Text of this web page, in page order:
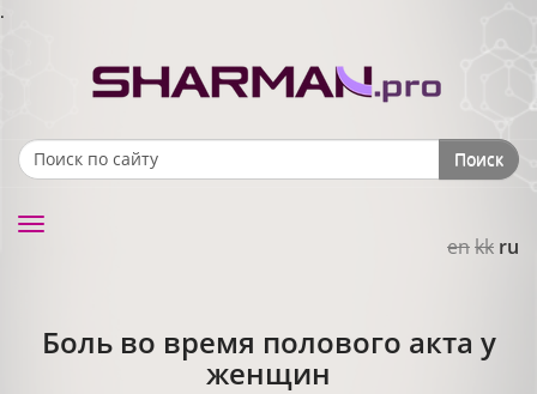
.
Search form Поиск
enkk ru
Toggle
Боль во время полового акта у
женщин